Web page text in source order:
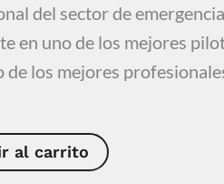
del sector de
en uno de los mejores
de los mejores
al carrito